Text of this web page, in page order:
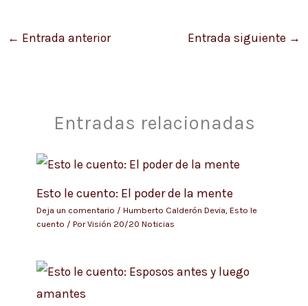
← Entrada anterior Entrada siguiente →
Entradas relacionadas
Esto le cuento: El poder de la mente
Deja un comentario / Humberto Calderón Devia, Esto le
cuento / PorVisión 20/20 Noticias